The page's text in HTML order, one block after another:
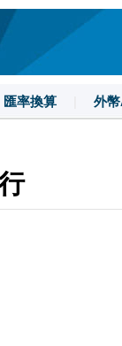
匯率換算 外